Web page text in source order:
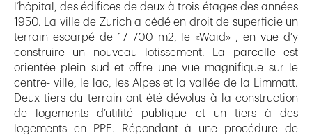
l’hôpital, des édifices de deux à trois étages des années
1950. La ville de Zurich a cédé en droit de superficie un
terrain escarpé de 17 700 m2, le «Waid» , en vue d’y
construire un nouveau lotissement. La parcelle est
orientée plein sud et offre une vue magnifique sur le
centre- ville, le lac, les Alpes et la vallée de la Limmatt.
Deux tiers du terrain ont été dévolus à la construction
de logements d’utilité publique et un tiers à des
logements en PPE. Répondant à une procédure de